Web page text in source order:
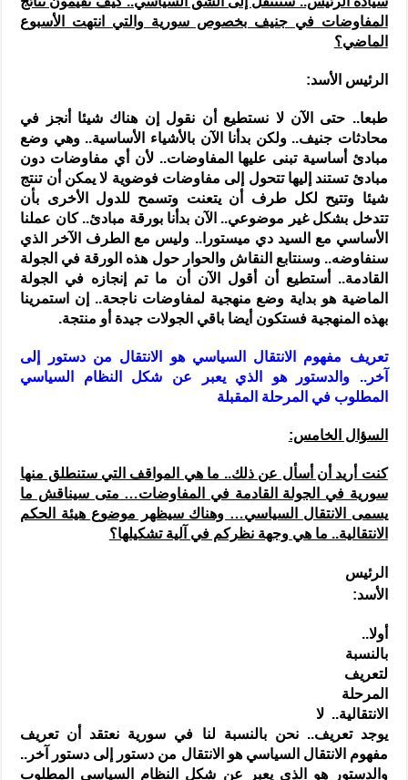
المفاوضات في جنيف بخصوص سورية والتي انتهت الأسبوع
الماضي؟
الرئيس الأسد:
طبعا.. حتى الآن لا نستطيع أن نقول إن هناك شيئا أنجز في
محادثات جنيف.. ولكن بدأنا الآن بالأشياء الأساسية.. وهي وضع
مبادئ أساسية تبنى عليها المفاوضات.. لأن أي مفاوضات دون
مبادئ تستند إليها تتحول إلى مفاوضات فوضوية لا يمكن أن تنتج
شيئا وتتيح لكل طرف أن يتعنت وتسمح للدول الأخرى بأن
تتدخل بشكل غير موضوعي.. الآن بدأنا بورقة مبادئ.. كان عملنا
الأساسي مع السيد دي ميستورا.. وليس مع الطرف الآخر الذي
سنفاوضه.. وسنتابع النقاش والحوار حول هذه الورقة في الجولة
القادمة.. أستطيع أن أقول الآن أن ما تم إنجازه في الجولة
الماضية هو بداية وضع منهجية لمفاوضات ناجحة.. إن استمرينا
بهذه المنهجية فستكون أيضا باقي الجولات جيدة أو منتجة.
تعريف مفهوم الانتقال السياسي هو الانتقال من دستور إلى
آخر.. والدستور هو الذي يعبر عن شكل النظام السياسي
المطلوب في المرحلة المقبلة
السؤال الخامس:
كنت أريد أن أسأل عن ذلك.. ما هي المواقف التي ستنطلق منها
سورية في الجولة القادمة في المفاوضات… متى سيناقش ما
يسمى الانتقال السياسي… وهناك سيظهر موضوع هيئة الحكم
الانتقالية.. ما هي وجهة نظركم في آلية تشكيلها؟
الرئيس
الأسد:
أولا..
بالنسبة
لتعريف
المرحلة
الانتقالية.. لا
يوجد تعريف.. نحن بالنسبة لنا في سورية نعتقد أن تعريف
مفهوم الانتقال السياسي هو الانتقال من دستور إلى دستور آخر..
والدستور هو الذي يعبر عن شكل النظام السياسي المطلوب